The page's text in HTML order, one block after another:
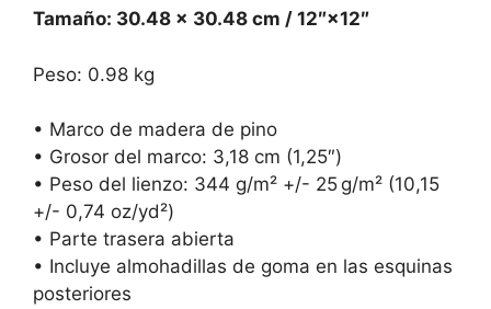
Tamaño: 30.48 × 30.48 cm / 12″×12″
Peso: 0.98 kg
• Marco de madera de pino
• Grosor del marco: 3,18 cm (1,25″)
• Peso del lienzo: 344 g/m² +/- 25 g/m² (10,15
+/- 0,74 oz/yd²)
• Parte trasera abierta
• Incluye almohadillas de goma en las esquinas
posteriores